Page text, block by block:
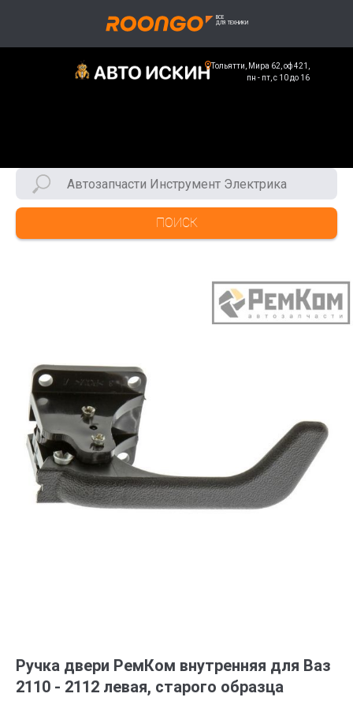
Тольятти, Мира 62, оф 421,
пн - пт, с 10 до 16
ПОИСК
Ручка двери РемКом внутренняя для Ваз
2110 - 2112 левая, старого образца